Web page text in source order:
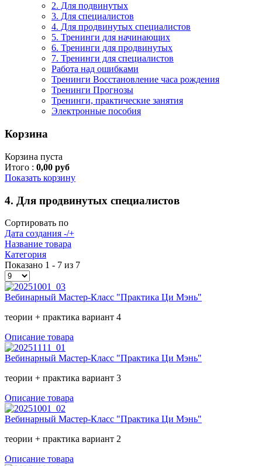
2. Для подвинутых
3. Для специалистов
4. Для продвинутых специалистов
5. Тренинги для начинающих
6. Тренинги для продвинутых
7. Тренинги для специалистов
Работа над ошибками
Тренинги Восстановление часа рождения
Тренинги Прогнозы
Тренинги, практические занятия
Электронные пособия
Корзина
Корзина пуста
Итого : 0,00 руб
Показать корзину
4. Для продвинутых специалистов
Сортировать по
Дата создания -/+
Название товара
Категория
Показано 1 - 7 из 7
Вебинарный Мастер-Класс "Практика Ци Мэнь"
теории + практика вариант 4
Описание товара
Вебинарный Мастер-Класс "Практика Ци Мэнь"
теории + практика вариант 3
Описание товара
Вебинарный Мастер-Класс "Практика Ци Мэнь"
теории + практика вариант 2
Описание товара